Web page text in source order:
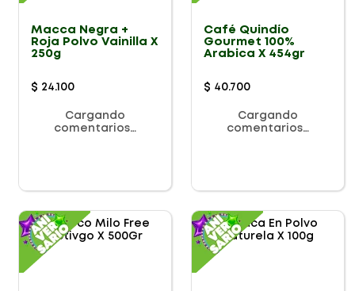
Macca Negra +
Roja Polvo Vainilla X
250g
$ 24.100
Cargando
comentarios…
Café Quindío
Gourmet 100%
Arabica X 454gr
$ 40.700
Cargando
comentarios…